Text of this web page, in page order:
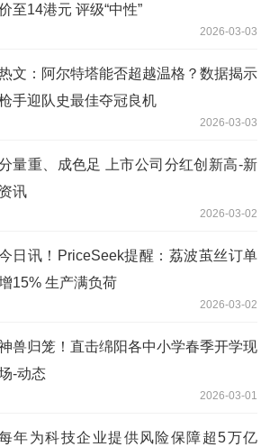
至14港元 评级“中性”
2026-03-03
文：阿尔特塔能否超越温格？数据揭示
手迎队史最佳夺冠良机
2026-03-03
量重、成色足 上市公司分红创新高-新
资讯
2026-03-02
日讯！PriceSeek提醒：荔波茧丝订单
15% 生产满负荷
2026-03-02
兽归笼！直击绵阳各中小学春季开学现
-动态
2026-03-01
年为科技企业提供风险保障超5万亿